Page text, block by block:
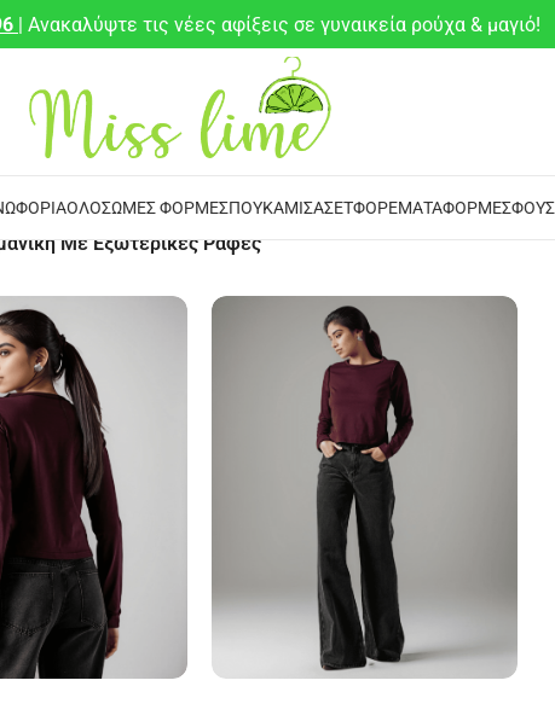
| Ανακαλύψτε τις νέες αφίξεις σε γυναικεία ρούχα & μαγιό!
ΟΛΌΣΩΜΕΣ ΦΌΡΜΕΣΠΟΥΚΆΜΙΣΑΣΕΤΦΟΡΈΜΑΤΑΦΌΡΜΕΣ
Με Εξωτερικές Ραφές